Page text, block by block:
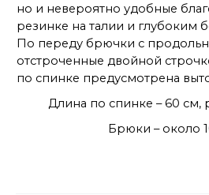
но и невероятно удобные
резинке на талии и глубоким
По переду брючки с
отстроченные двойной
по спинке предусмотрена
Длина по спинке – 60 см,
Брюки – около